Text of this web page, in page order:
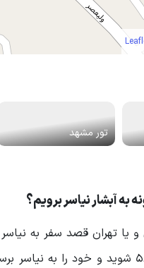
تور مشهد
آبشار نیاسر برویم؟
و یا تهران قصد سفر به
و وارد جاده شماره 58 شوید و